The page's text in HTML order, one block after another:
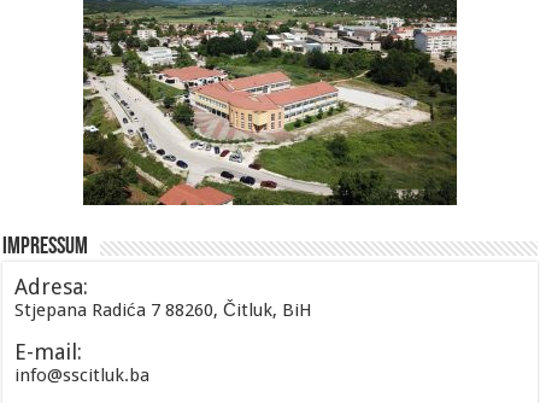
Impressum
Adresa:
Stjepana Radića 7 88260, Čitluk, BiH
E-mail:
info@sscitluk.ba